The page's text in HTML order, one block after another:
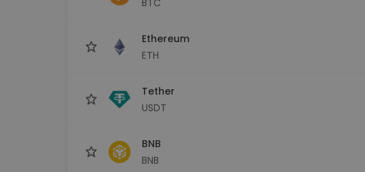
Ethereum
ETH
Tether
USDT
BNB
BNB